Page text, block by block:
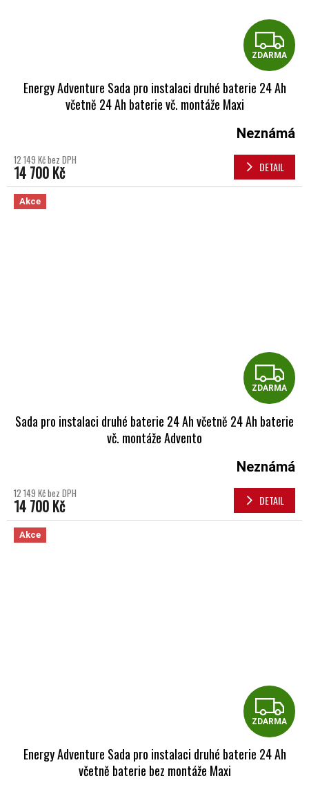
ZDARMA
Energy Adventure Sada pro instalaci druhé baterie 24 Ah
včetně 24 Ah baterie vč. montáže Maxi
Neznámá
12 149 Kč bez DPH
14 700 Kč DETAIL
Akce
ZDARMA
Sada pro instalaci druhé baterie 24 Ah včetně 24 Ah baterie
vč. montáže Advento
Neznámá
12 149 Kč bez DPH
14 700 Kč DETAIL
Akce
ZDARMA
Energy Adventure Sada pro instalaci druhé baterie 24 Ah
včetně baterie bez montáže Maxi